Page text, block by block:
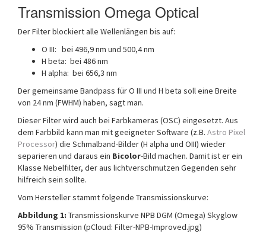
Transmission Omega Optical
Der Filter blockiert alle Wellenlängen bis auf:
O III: bei 496,9 nm und 500,4 nm
H beta: bei 486 nm
H alpha: bei 656,3 nm
Der gemeinsame Bandpass für O III und H beta soll eine Breite
von 24 nm (FWHM) haben, sagt man.
Dieser Filter wird auch bei Farbkameras (OSC) eingesetzt. Aus
dem Farbbild kann man mit geeigneter Software (z.B. Astro Pixel
Processor) die Schmalband-Bilder (H alpha und OIII) wieder
separieren und daraus ein Bicolor-Bild machen. Damit ist er ein
Klasse Nebelfilter, der aus lichtverschmutzen Gegenden sehr
hilfreich sein sollte.
Vom Hersteller stammt folgende Transmissionskurve:
Abbildung 1: Transmissionskurve NPB DGM (Omega) Skyglow
95% Transmission (pCloud: Filter-NPB-Improved.jpg)